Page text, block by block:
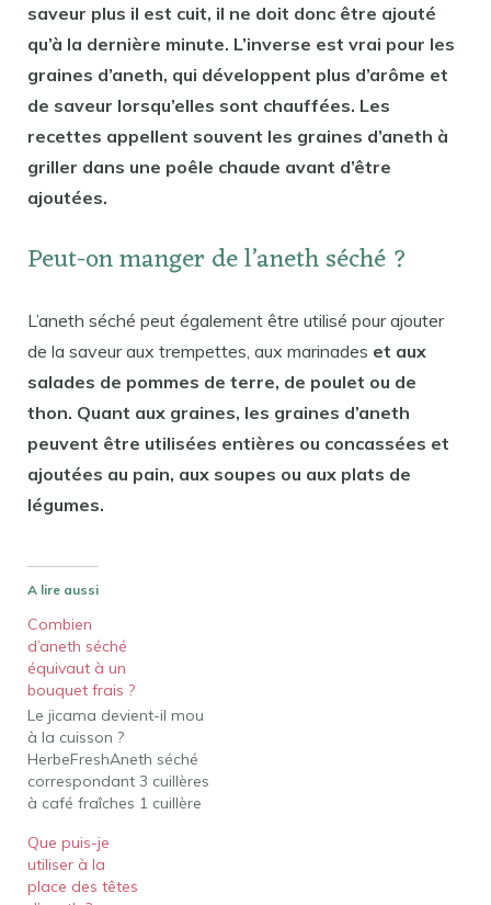
saveur plus il est cuit, il ne doit donc être ajouté
qu’à la dernière minute. L’inverse est vrai pour les
graines d’aneth, qui développent plus d’arôme et
de saveur lorsqu’elles sont chauffées. Les
recettes appellent souvent les graines d’aneth à
griller dans une poêle chaude avant d’être
ajoutées.
Peut-on manger de l’aneth séché ?
L’aneth séché peut également être utilisé pour ajouter
de la saveur aux trempettes, aux marinades et aux
salades de pommes de terre, de poulet ou de
thon. Quant aux graines, les graines d’aneth
peuvent être utilisées entières ou concassées et
ajoutées au pain, aux soupes ou aux plats de
légumes.
A lire aussi
Combien
d’aneth séché
équivaut à un
bouquet frais ?
Le jicama devient-il mou
à la cuisson ?
HerbeFreshAneth séché
correspondant 3 cuillères
à café fraîches 1 cuillère
(grand)1 gousse fraîche
(1,5 cuillère à café
hachée)1/2 cuillère à café
Que puis-je
utiliser à la
place des têtes